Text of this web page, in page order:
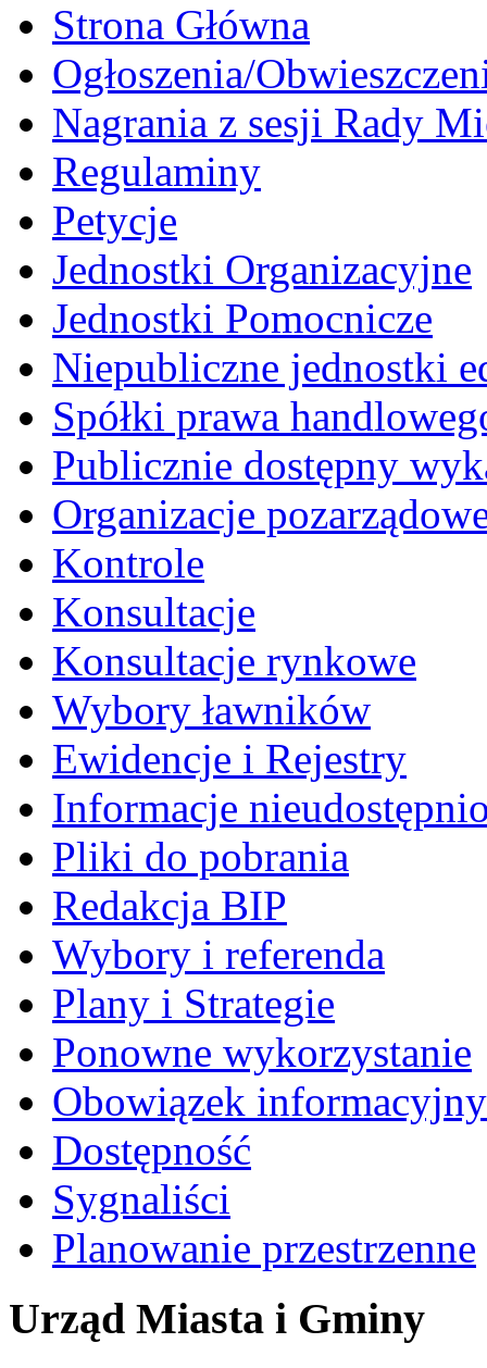
Strona Główna
Ogłoszenia/
Nagrania z sesji Rady
Regulaminy
Petycje
Jednostki Organizacyjne
Jednostki Pomocnicze
Niepubliczne jednostki
Spółki prawa
Publicznie dostępny
Organizacje
Kontrole
Konsultacje
Konsultacje rynkowe
Wybory ławników
Ewidencje i Rejestry
Informacje
Pliki do pobrania
Redakcja BIP
Wybory i referenda
Plany i Strategie
Ponowne wykorzystanie
Obowiązek informacyjny
Dostępność
Sygnaliści
Planowanie przestrzenne
Urząd Miasta i Gminy